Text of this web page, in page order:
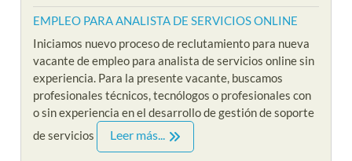
EMPLEO PARA ANALISTA DE SERVICIOS ONLINE
Iniciamos nuevo proceso de reclutamiento para nueva
vacante de empleo para analista de servicios online sin
experiencia. Para la presente vacante, buscamos
profesionales técnicos, tecnólogos o profesionales con
o sin experiencia en el desarrollo de gestión de soporte
de servicios
Leer más...